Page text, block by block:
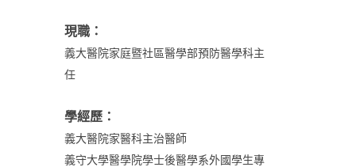
現職：
義大醫院家庭暨社區醫學部預防醫學科主
任
學經歷：
義大醫院家醫科主治醫師
義守大學醫學院學士後醫學系外國學生專